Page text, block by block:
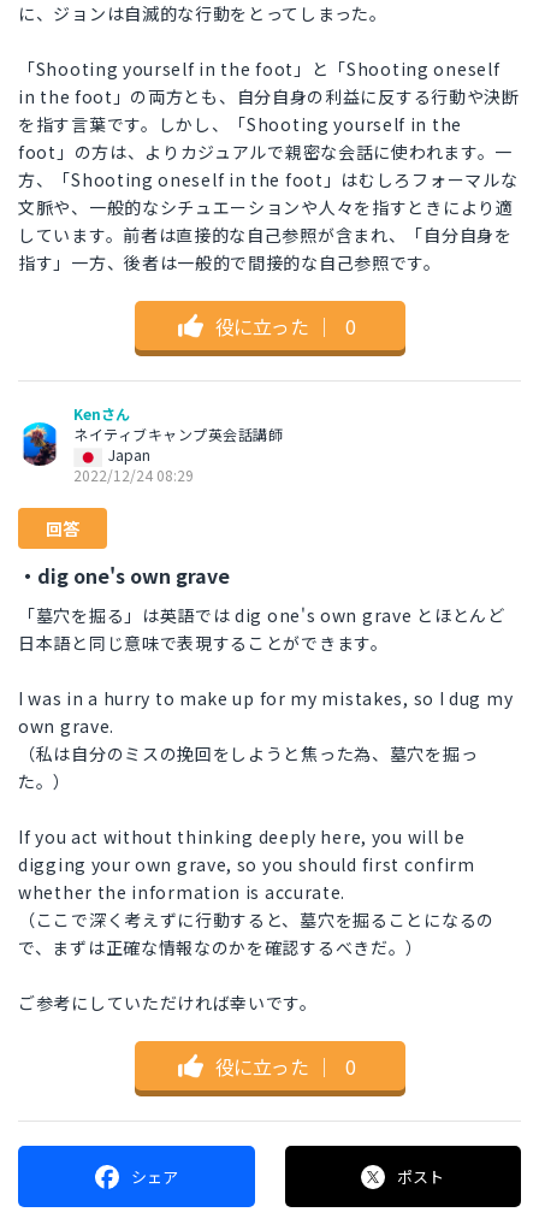
に、ジョンは自滅的な行動をとってしまった。
「Shooting yourself in the foot」と「Shooting oneself
in the foot」の両方とも、自分自身の利益に反する行動や決断
を指す言葉です。しかし、「Shooting yourself in the
foot」の方は、よりカジュアルで親密な会話に使われます。一
方、「Shooting oneself in the foot」はむしろフォーマルな
文脈や、一般的なシチュエーションや人々を指すときにより適
しています。前者は直接的な自己参照が含まれ、「自分自身を
指す」一方、後者は一般的で間接的な自己参照です。
役に立った ｜ 0
Kenさん
ネイティブキャンプ英会話講師
Japan
2022/12/24 08:29
回答
・dig one's own grave
「墓穴を掘る」は英語では dig one's own grave とほとんど
日本語と同じ意味で表現することができます。
I was in a hurry to make up for my mistakes, so I dug my
own grave.
（私は自分のミスの挽回をしようと焦った為、墓穴を掘っ
た。）
If you act without thinking deeply here, you will be
digging your own grave, so you should first confirm
whether the information is accurate.
（ここで深く考えずに行動すると、墓穴を掘ることになるの
で、まずは正確な情報なのかを確認するべきだ。）
ご参考にしていただければ幸いです。
役に立った ｜ 0
シェア ポスト